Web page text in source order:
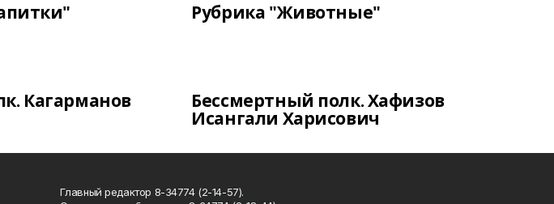
Рубрика "Животные"
Кагарманов Бессмертный полк. Хафизов
Исангали Харисович
Главный редактор 8-34774 (2-14-57).